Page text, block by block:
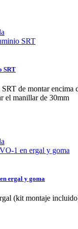
SRT
de montar encima
el manillar de 30mm
ergal y goma
(kit montaje